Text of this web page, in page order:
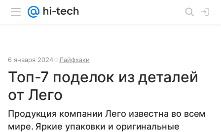
6 января 2024 Лайфхаки
Топ-7 поделок из деталей
от Лего
Продукция компании Лего известна во всем
мире. Яркие упаковки и оригинальные